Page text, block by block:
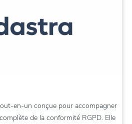
en-un conçue pour accompagner
de la conformité RGPD. Elle